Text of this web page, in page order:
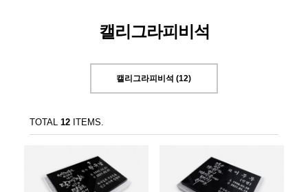
캘리그라피비석
캘리그라피비석 (12)
TOTAL 12ITEMS.